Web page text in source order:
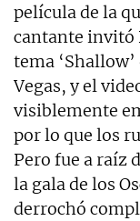
película de la
cantante invitó
tema
Vegas, y el
visiblemente
por lo que los
Pero fue a raíz
la gala de los
derrochó